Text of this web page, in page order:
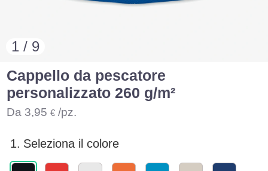
1 / 9
Cappello da pescatore
personalizzato 260 g/m²
Da 3,95 € /pz.
1. Seleziona il colore